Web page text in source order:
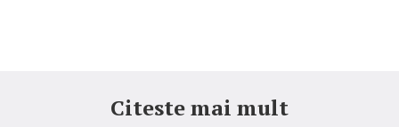
Citeste mai mult